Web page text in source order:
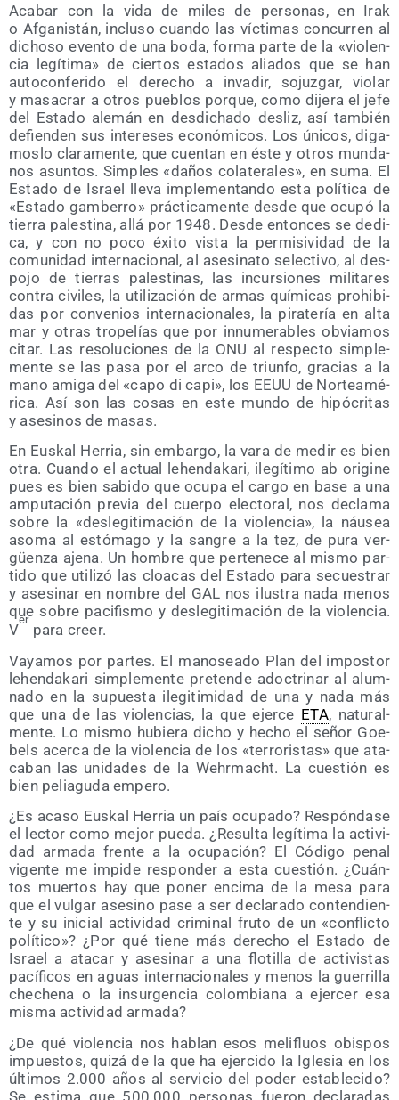
Aca­bar con la vida de miles de per­so­nas, en Irak
o Afga­nis­tán, inclu­so cuan­do las víc­ti­mas con­cu­rren al
dicho­so even­to de una boda, for­ma par­te de la «vio­len­
cia legí­ti­ma» de cier­tos esta­dos alia­dos que se han
auto­con­fe­ri­do el dere­cho a inva­dir, sojuz­gar, vio­lar
y masa­crar a otros pue­blos por­que, como dije­ra el jefe
del Esta­do ale­mán en des­di­cha­do des­liz, así tam­bién
defien­den sus intere­ses eco­nó­mi­cos. Los úni­cos, diga­
mos­lo cla­ra­men­te, que cuen­tan en éste y otros mun­da­
nos asun­tos. Sim­ples «daños cola­te­ra­les», en suma. El
Esta­do de Israel lle­va imple­men­tan­do esta polí­ti­ca de
«Esta­do gam­be­rro» prác­ti­ca­men­te des­de que ocu­pó la
tie­rra pales­ti­na, allá por 1948. Des­de enton­ces se dedi­
ca, y con no poco éxi­to vis­ta la per­mi­si­vi­dad de la
comu­ni­dad inter­na­cio­nal, al ase­si­na­to selec­ti­vo, al des­
po­jo de tie­rras pales­ti­nas, las incur­sio­nes mili­ta­res
con­tra civi­les, la uti­li­za­ción de armas quí­mi­cas prohi­bi­
das por con­ve­nios inter­na­cio­na­les, la pira­te­ría en alta
mar y otras tro­pe­lías que por innu­me­ra­bles obvia­mos
citar. Las reso­lu­cio­nes de la ONU al res­pec­to sim­ple­
men­te se las pasa por el arco de triun­fo, gra­cias a la
mano ami­ga del «capo di capi», los EEUU de Nor­te­amé­
ri­ca. Así son las cosas en este mun­do de hipó­cri­tas
y ase­si­nos de masas.
En Eus­kal Herria, sin embar­go, la vara de medir es bien
otra. Cuan­do el actual lehen­da­ka­ri, ile­gí­ti­mo ab ori­gi­ne
pues es bien sabi­do que ocu­pa el car­go en base a una
ampu­tación pre­via del cuer­po elec­to­ral, nos decla­ma
sobre la «des­le­gi­ti­ma­ción de la vio­len­cia», la náu­sea
aso­ma al estó­ma­go y la san­gre a la tez, de pura ver­
güen­za aje­na. Un hom­bre que per­te­ne­ce al mis­mo par­
ti­do que uti­li­zó las cloa­cas del Esta­do para secues­trar
y ase­si­nar en nom­bre del GAL nos ilus­tra nada menos
que sobre paci­fis­mo y des­le­gi­ti­ma­ción de la vio­len­cia.
V
er
para creer.
Vaya­mos por par­tes. El mano­sea­do Plan del impos­tor
lehen­da­ka­ri sim­ple­men­te pre­ten­de adoc­tri­nar al alum­
na­do en la supues­ta ile­gi­ti­mi­dad de una y nada más
que una de las vio­len­cias, la que ejer­ce ETA, natu­ral­
men­te. Lo mis­mo hubie­ra dicho y hecho el señor Goe­
bels acer­ca de la vio­len­cia de los «terro­ris­tas» que ata­
ca­ban las uni­da­des de la Wehr­macht. La cues­tión es
bien pelia­gu­da empero.
¿Es aca­so Eus­kal Herria un país ocu­pa­do? Res­pón­da­se
el lec­tor como mejor pue­da. ¿Resul­ta legí­ti­ma la acti­vi­
dad arma­da fren­te a la ocu­pa­ción? El Códi­go penal
vigen­te me impi­de res­pon­der a esta cues­tión. ¿Cuán­
tos muer­tos hay que poner enci­ma de la mesa para
que el vul­gar ase­sino pase a ser decla­ra­do con­ten­dien­
te y su ini­cial acti­vi­dad cri­mi­nal fru­to de un «con­flic­to
polí­ti­co»? ¿Por qué tie­ne más dere­cho el Esta­do de
Israel a ata­car y ase­si­nar a una flo­ti­lla de acti­vis­tas
pací­fi­cos en aguas inter­na­cio­na­les y menos la gue­rri­lla
che­che­na o la insur­gen­cia colom­bia­na a ejer­cer esa
mis­ma acti­vi­dad armada?
¿De qué vio­len­cia nos hablan esos meli­fluos obis­pos
impues­tos, qui­zá de la que ha ejer­ci­do la Igle­sia en los
últi­mos 2.000 años al ser­vi­cio del poder esta­ble­ci­do?
Se esti­ma que 500.000 per­so­nas fue­ron decla­ra­das